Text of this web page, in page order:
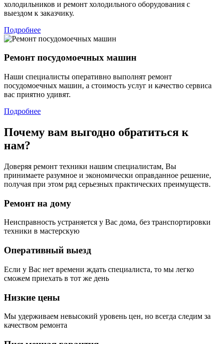
холодильников и ремонт холодильного оборудования с
выездом к заказчику.
Подробнее
Ремонт посудомоечных машин
Наши специалисты оперативно выполнят ремонт
посудомоечных машин, а стоимость услуг и качество сервиса
вас приятно удивят.
Подробнее
Почему вам выгодно обратиться к
нам?
Доверяя ремонт техники нашим специалистам, Вы
принимаете разумное и экономически оправданное решение,
получая при этом ряд серьезных практических преимуществ.
Ремонт на дому
Неисправность устраняется у Вас дома, без транспортировки
техники в мастерскую
Оперативный выезд
Если у Вас нет времени ждать специалиста, то мы легко
сможем приехать в тот же день
Низкие цены
Мы удерживаем невысокий уровень цен, но всегда следим за
качеством ремонта